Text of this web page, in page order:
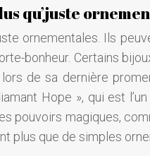
qu’juste
ornementales. Ils
bonheur. Certains
de sa dernière
Hope », qui est
pouvoirs magiques,
plus que de simples